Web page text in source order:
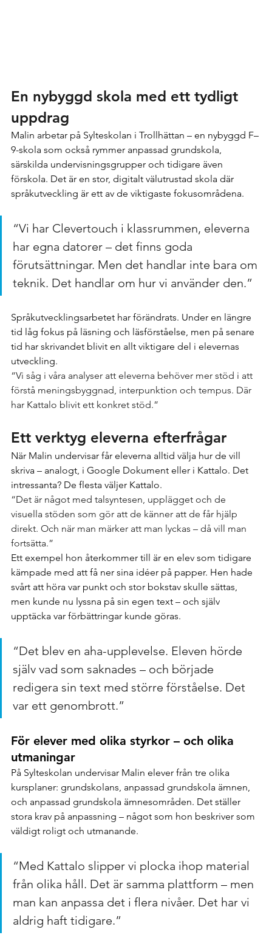
En nybyggd skola med ett tydligt
uppdrag
Malin arbetar på Sylteskolan i Trollhättan – en nybyggd F–
9-skola som också rymmer anpassad grundskola,
särskilda undervisningsgrupper och tidigare även
förskola. Det är en stor, digitalt välutrustad skola där
språkutveckling är ett av de viktigaste fokusområdena.
“Vi har Clevertouch i klassrummen, eleverna
har egna datorer – det finns goda
förutsättningar. Men det handlar inte bara om
teknik. Det handlar om hur vi använder den.”
Språkutvecklingsarbetet har förändrats. Under en längre
tid låg fokus på läsning och läsförståelse, men på senare
tid har skrivandet blivit en allt viktigare del i elevernas
utveckling.
“Vi såg i våra analyser att eleverna behöver mer stöd i att
förstå meningsbyggnad, interpunktion och tempus. Där
har Kattalo blivit ett konkret stöd.”
Ett verktyg eleverna efterfrågar
När Malin undervisar får eleverna alltid välja hur de vill
skriva – analogt, i Google Dokument eller i Kattalo. Det
intressanta? De flesta väljer Kattalo.
“Det är något med talsyntesen, upplägget och de
visuella stöden som gör att de känner att de får hjälp
direkt. Och när man märker att man lyckas – då vill man
fortsätta.”
Ett exempel hon återkommer till är en elev som tidigare
kämpade med att få ner sina idéer på papper. Hen hade
svårt att höra var punkt och stor bokstav skulle sättas,
men kunde nu lyssna på sin egen text – och själv
upptäcka var förbättringar kunde göras.
“Det blev en aha-upplevelse. Eleven hörde
själv vad som saknades – och började
redigera sin text med större förståelse. Det
var ett genombrott.”
För elever med olika styrkor – och olika
utmaningar
På Sylteskolan undervisar Malin elever från tre olika
kursplaner: grundskolans, anpassad grundskola ämnen,
och anpassad grundskola ämnesområden. Det ställer
stora krav på anpassning – något som hon beskriver som
väldigt roligt och utmanande.
“Med Kattalo slipper vi plocka ihop material
från olika håll. Det är samma plattform – men
man kan anpassa det i flera nivåer. Det har vi
aldrig haft tidigare.”